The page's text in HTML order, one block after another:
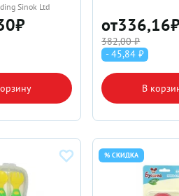
Sinok Ltd
₽ от336,16₽
382,00 ₽
- 45,84 ₽
В
% СКИДКА